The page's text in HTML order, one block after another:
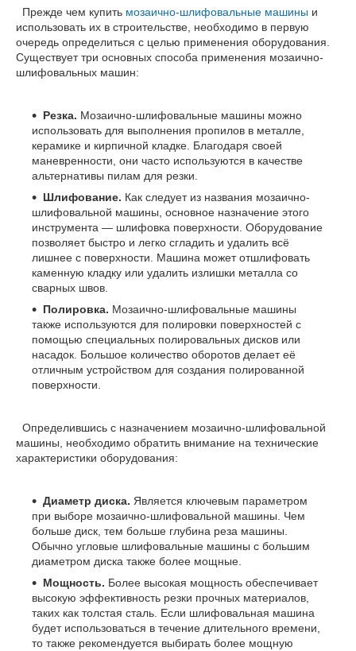
Прежде чем купить мозаично-шлифовальные машины и
использовать их в строительстве, необходимо в первую
очередь определиться с целью применения оборудования.
Существует три основных способа применения мозаично-
шлифовальных машин:
Резка. Мозаично-шлифовальные машины можно
использовать для выполнения пропилов в металле,
керамике и кирпичной кладке. Благодаря своей
маневренности, они часто используются в качестве
альтернативы пилам для резки.
Шлифование. Как следует из названия мозаично-
шлифовальной машины, основное назначение этого
инструмента — шлифовка поверхности. Оборудование
позволяет быстро и легко сгладить и удалить всё
лишнее с поверхности. Машина может отшлифовать
каменную кладку или удалить излишки металла со
сварных швов.
Полировка. Мозаично-шлифовальные машины
также используются для полировки поверхностей с
помощью специальных полировальных дисков или
насадок. Большое количество оборотов делает её
отличным устройством для создания полированной
поверхности.
Определившись с назначением мозаично-шлифовальной
машины, необходимо обратить внимание на технические
характеристики оборудования:
Диаметр диска. Является ключевым параметром
при выборе мозаично-шлифовальной машины. Чем
больше диск, тем больше глубина реза машины.
Обычно угловые шлифовальные машины с большим
диаметром диска также более мощные.
Мощность. Более высокая мощность обеспечивает
высокую эффективность резки прочных материалов,
таких как толстая сталь. Если шлифовальная машина
будет использоваться в течение длительного времени,
то также рекомендуется выбирать более мощную